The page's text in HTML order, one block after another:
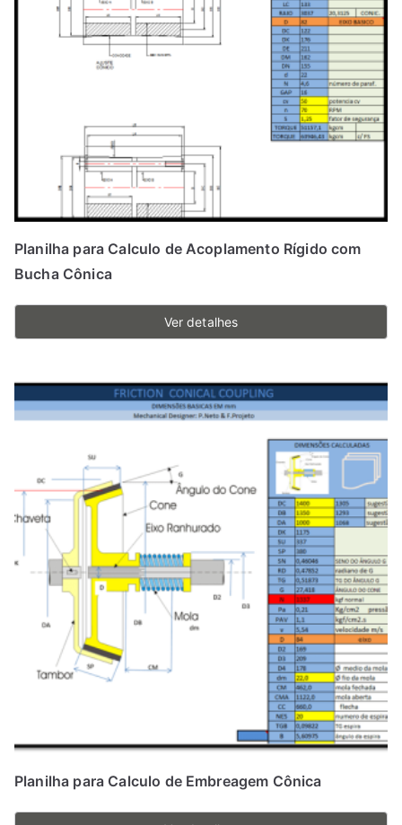
Planilha para Calculo de Acoplamento Rígido com
Bucha Cônica
Ver detalhes
Planilha para Calculo de Embreagem Cônica